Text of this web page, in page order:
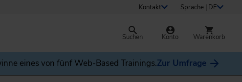
Kontakt Sprache | DE
Suchen Konto Warenkorb
eines von fünf Web-Based Trainings.Zur Umfrage